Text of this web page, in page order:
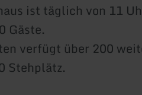
ist täglich von 11
Gäste.
verfügt über 200
Stehplätz.